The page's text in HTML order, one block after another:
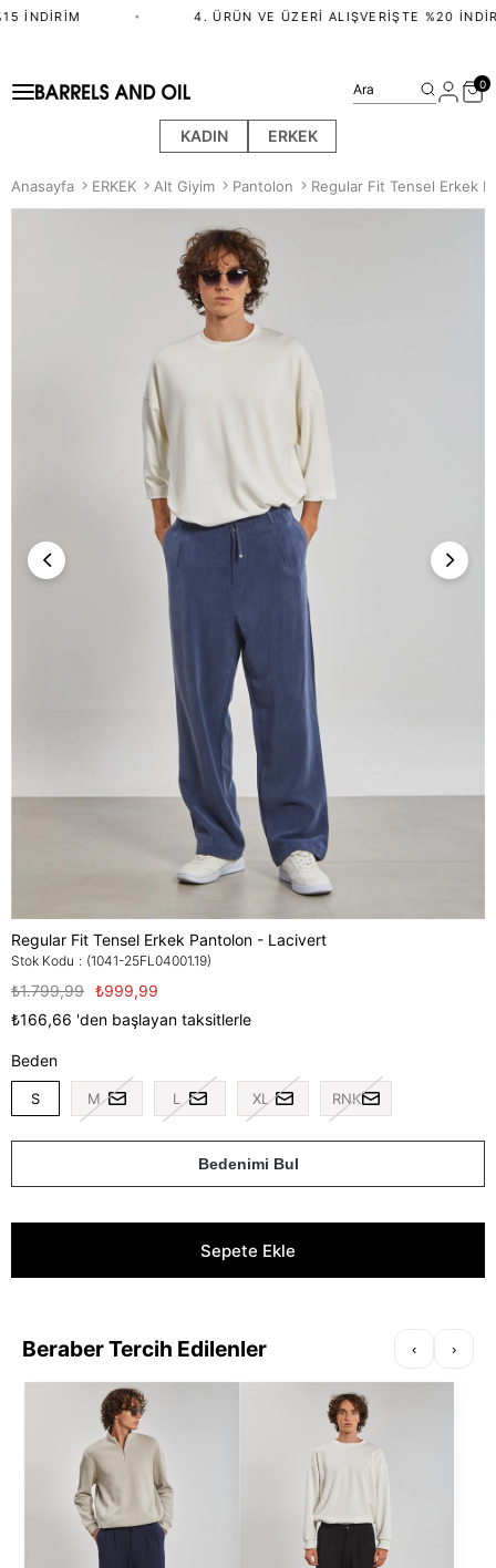
İNDIRIM 4. ÜRÜN VE ÜZERI ALIŞVERIŞTE %20
KADIN ERKEK
Ara 0
Anasayfa ERKEK Alt Giyim Pantolon Regular Fit Tensel Erkek
Regular Fit Tensel Erkek Pantolon - Lacivert
Stok Kodu (1041-25FL04001.19)
₺1.799,99 ₺999,99
₺166,66 'den başlayan taksitlerle
Beden
S M L XL RNK
Bedenimi Bul
Beraber Tercih Edilenler ‹ ›